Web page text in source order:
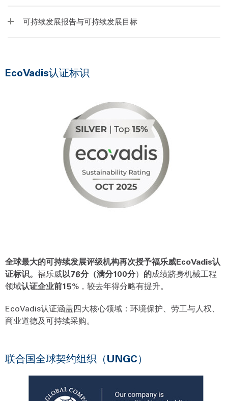
可持续发展报告与可持续发展目标
EcoVadis认证标识
全球最大的可持续发展评级机构再次授予福乐威EcoVadis认
证标识。 福乐威以76分（满分100分） 的成绩跻身机械工程
领域认证企业前15%，较去年得分略有提升。
EcoVadis认证涵盖四大核心领域：环境保护、劳工与人权、
商业道德及可持续采购。
联合国全球契约组织（UNGC）